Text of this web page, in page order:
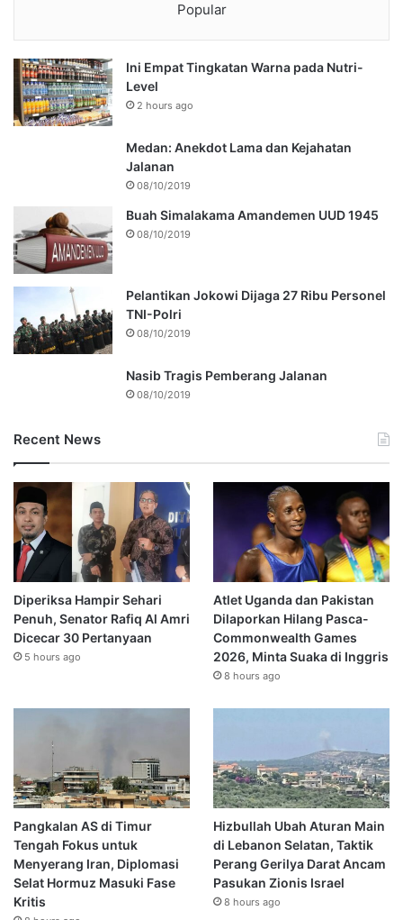
Popular
Ini Empat Tingkatan Warna pada Nutri-
Level
2 hours ago
Medan: Anekdot Lama dan Kejahatan
Jalanan
08/10/2019
Buah Simalakama Amandemen UUD 1945
08/10/2019
Pelantikan Jokowi Dijaga 27 Ribu Personel
TNI-Polri
08/10/2019
Nasib Tragis Pemberang Jalanan
08/10/2019
Recent News
Diperiksa Hampir Sehari
Penuh, Senator Rafiq Al Amri
Dicecar 30 Pertanyaan
5 hours ago
Atlet Uganda dan Pakistan
Dilaporkan Hilang Pasca-
Commonwealth Games
2026, Minta Suaka di Inggris
8 hours ago
Pangkalan AS di Timur
Tengah Fokus untuk
Menyerang Iran, Diplomasi
Selat Hormuz Masuki Fase
Kritis
Hizbullah Ubah Aturan Main
di Lebanon Selatan, Taktik
Perang Gerilya Darat Ancam
Pasukan Zionis Israel
8 hours ago